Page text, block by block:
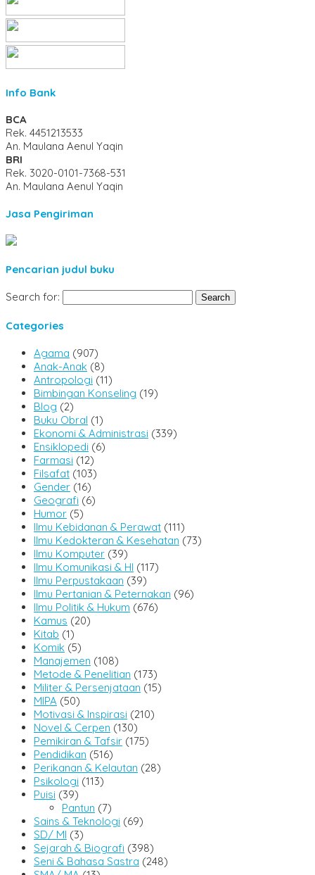
Info Bank
BCA
Rek. 4451213533
An. Maulana Aenul Yaqin
BRI
Rek. 3020-0101-7368-531
An. Maulana Aenul Yaqin
Jasa Pengiriman
Pencarian judul buku
Search for:
Categories
Agama (907)
Anak-Anak (8)
Antropologi (11)
Bimbingan Konseling (19)
Blog (2)
Buku Obral (1)
Ekonomi & Administrasi (339)
Ensiklopedi (6)
Farmasi (12)
Filsafat (103)
Gender (16)
Geografi (6)
Humor (5)
Ilmu Kebidanan & Perawat (111)
Ilmu Kedokteran & Kesehatan (73)
Ilmu Komputer (39)
Ilmu Komunikasi & HI (117)
Ilmu Perpustakaan (39)
Ilmu Pertanian & Peternakan (96)
Ilmu Politik & Hukum (676)
Kamus (20)
Kitab (1)
Komik (5)
Manajemen (108)
Metode & Penelitian (173)
Militer & Persenjataan (15)
MIPA (50)
Motivasi & Inspirasi (210)
Novel & Cerpen (130)
Pemikiran & Tafsir (175)
Pendidikan (516)
Perikanan & Kelautan (28)
Psikologi (113)
Puisi (39)
Pantun (7)
Sains & Teknologi (69)
SD/ MI (3)
Sejarah & Biografi (398)
Seni & Bahasa Sastra (248)